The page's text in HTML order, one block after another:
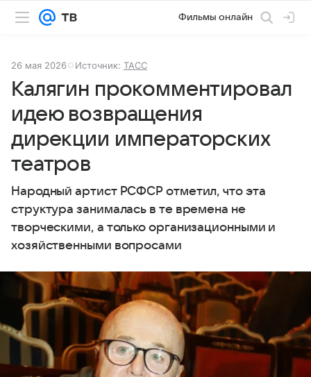
Фильмы онлайн
26 мая 2026 Источник: ТАСС
Калягин прокомментировал
идею возвращения
дирекции императорских
театров
Народный артист РСФСР отметил, что эта
структура занималась в те времена не
творческими, а только организационными и
хозяйственными вопросами